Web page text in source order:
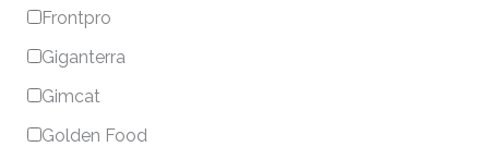
Frontpro
Giganterra
Gimcat
Golden Food